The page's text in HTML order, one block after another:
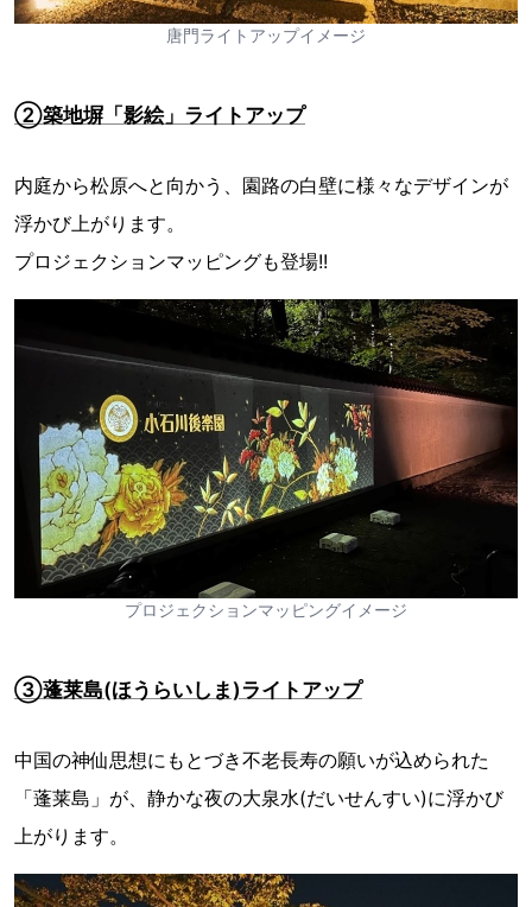
唐門ライトアップイメージ
②築地塀「影絵」ライトアップ
内庭から松原へと向かう、園路の白壁に様々なデザインが
浮かび上がります。
プロジェクションマッピングも登場!!
プロジェクションマッピングイメージ
③蓬莱島(ほうらいしま)ライトアップ
中国の神仙思想にもとづき不老長寿の願いが込められた
「蓬莱島」が、静かな夜の大泉水(だいせんすい)に浮かび
上がります。